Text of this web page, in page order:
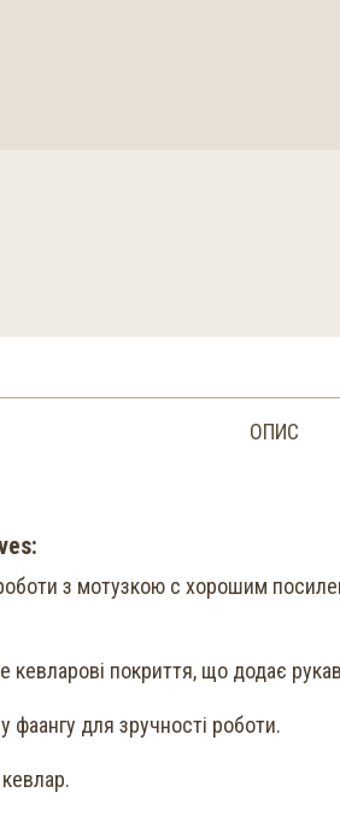
ОПИС
з мотузкою c хорошим
кевларові покриття, що додає
фаангу для зручності роботи.